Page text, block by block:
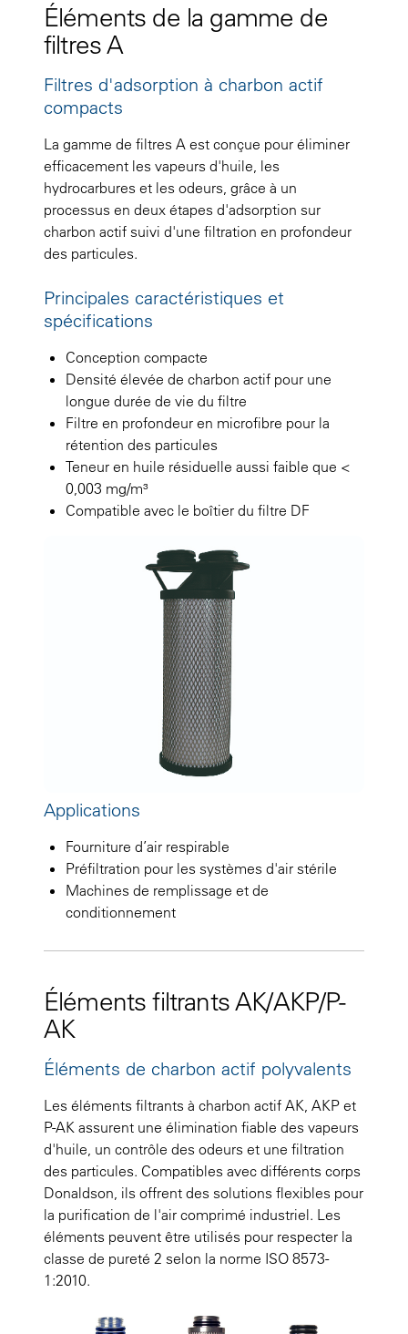
Éléments de la gamme de
filtres A
Filtres d'adsorption à charbon actif
compacts
La gamme de filtres A est conçue pour éliminer
efficacement les vapeurs d'huile, les
hydrocarbures et les odeurs, grâce à un
processus en deux étapes d'adsorption sur
charbon actif suivi d'une filtration en profondeur
des particules.
Principales caractéristiques et
spécifications
Conception compacte
Densité élevée de charbon actif pour une
longue durée de vie du filtre
Filtre en profondeur en microfibre pour la
rétention des particules
Teneur en huile résiduelle aussi faible que <
0,003 mg/m³
Compatible avec le boîtier du filtre DF
Applications
Fourniture d’air respirable
Préfiltration pour les systèmes d'air stérile
Machines de remplissage et de
conditionnement
Éléments filtrants AK/AKP/P-
AK
Éléments de charbon actif polyvalents
Les éléments filtrants à charbon actif AK, AKP et
P-AK assurent une élimination fiable des vapeurs
d'huile, un contrôle des odeurs et une filtration
des particules. Compatibles avec différents corps
Donaldson, ils offrent des solutions flexibles pour
la purification de l'air comprimé industriel. Les
éléments peuvent être utilisés pour respecter la
classe de pureté 2 selon la norme ISO 8573-
1:2010.